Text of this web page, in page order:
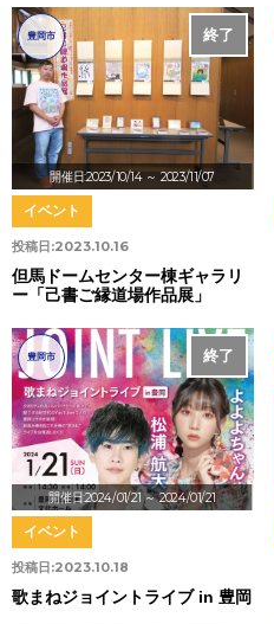
開催日:2023/10/14 ～ 2023/11/07
終了
豊岡市
投稿日:2023.10.16
イベント
但馬ドームセンター棟ギャラリ
ー「己書ご縁道場作品展」
開催日:2024/01/21 ～ 2024/01/21
終了
豊岡市
投稿日:2023.10.18
イベント
歌まねジョイントライブ in 豊岡